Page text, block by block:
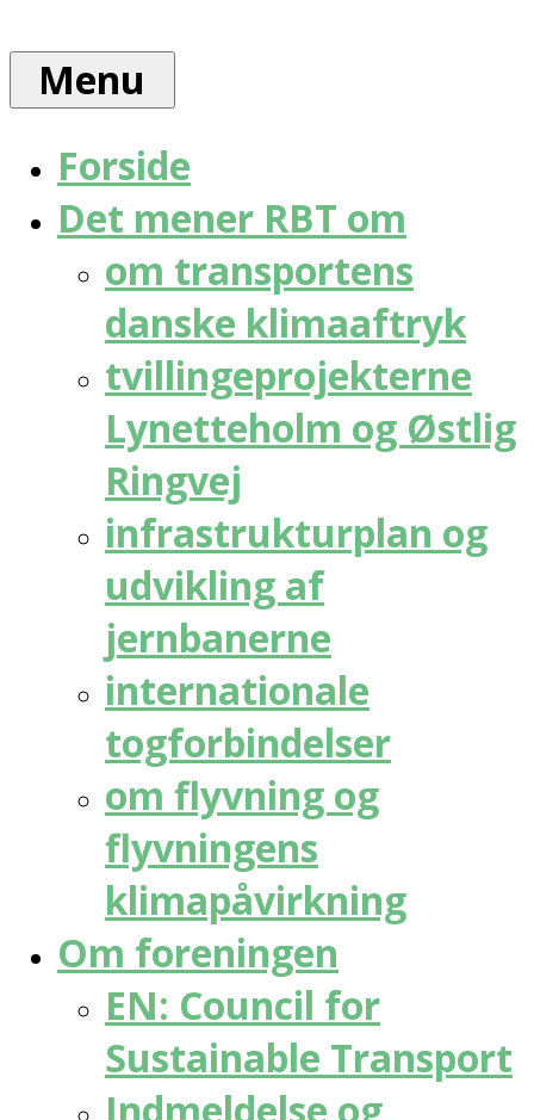
content
for
bæredygtig
trafik
Menu
Forside
Det mener RBT om
om transportens
danske klimaaftryk
tvillingeprojekterne
Lynetteholm og Østlig
Ringvej
infrastrukturplan og
udvikling af
jernbanerne
internationale
togforbindelser
om flyvning og
flyvningens
klimapåvirkning
Om foreningen
EN: Council for
Sustainable Transport
Indmeldelse og